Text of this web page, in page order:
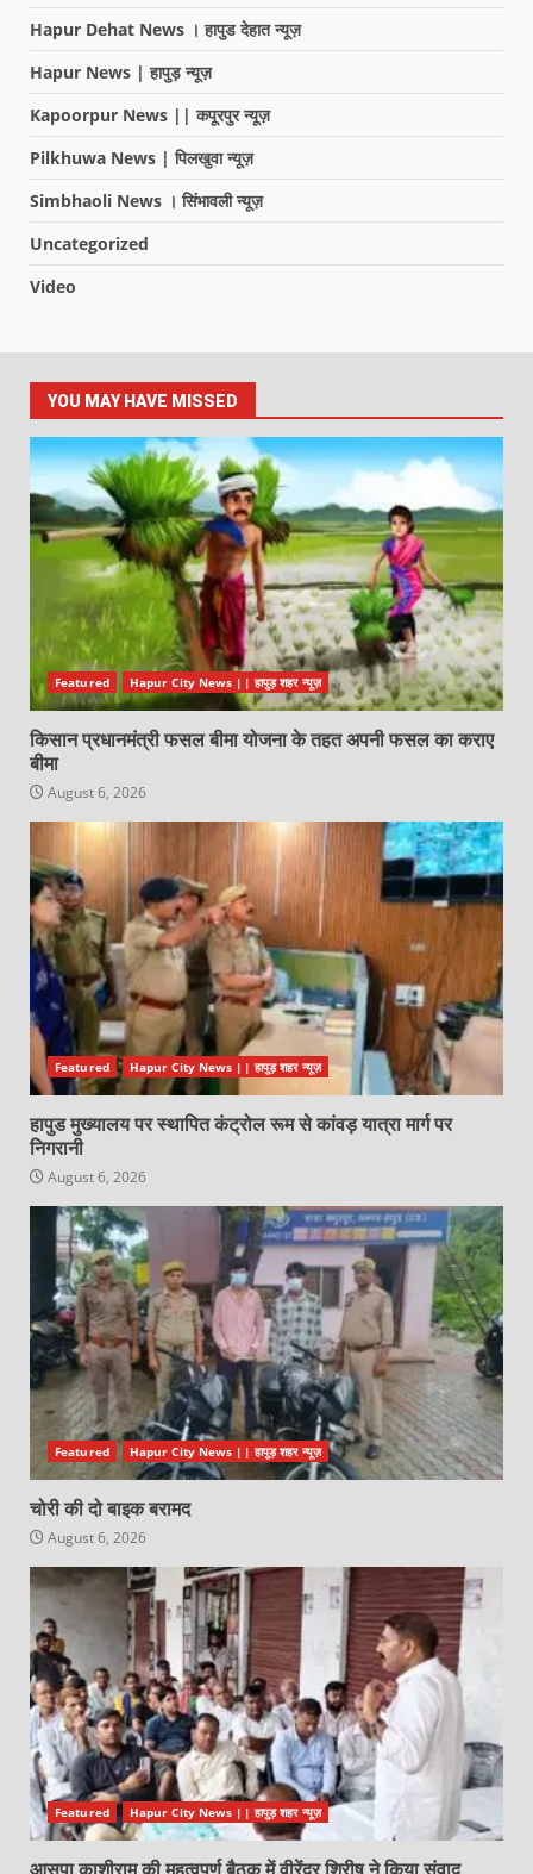
Hapur Dehat News । हापुड देहात न्यूज़
Hapur News | हापुड़ न्यूज़
Kapoorpur News || कपूरपुर न्यूज़
Pilkhuwa News | पिलखुवा न्यूज़
Simbhaoli News । सिंभावली न्यूज़
Uncategorized
Video
YOU MAY HAVE MISSED
Featured Hapur City News || हापुड़ शहर न्यूज़
किसान प्रधानमंत्री फसल बीमा योजना के तहत अपनी फसल का कराए
बीमा
August 6, 2026
Featured Hapur City News || हापुड़ शहर न्यूज़
हापुड मुख्यालय पर स्थापित कंट्रोल रूम से कांवड़ यात्रा मार्ग पर
निगरानी
August 6, 2026
Featured Hapur City News || हापुड़ शहर न्यूज़
चोरी की दो बाइक बरामद
August 6, 2026
Featured Hapur City News || हापुड़ शहर न्यूज़